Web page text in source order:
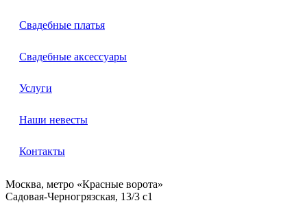
Свадебные платья
Свадебные аксессуары
Услуги
Наши невесты
Контакты
Москва, метро «Красные ворота»
Садовая-Черногрязская, 13/3 с1